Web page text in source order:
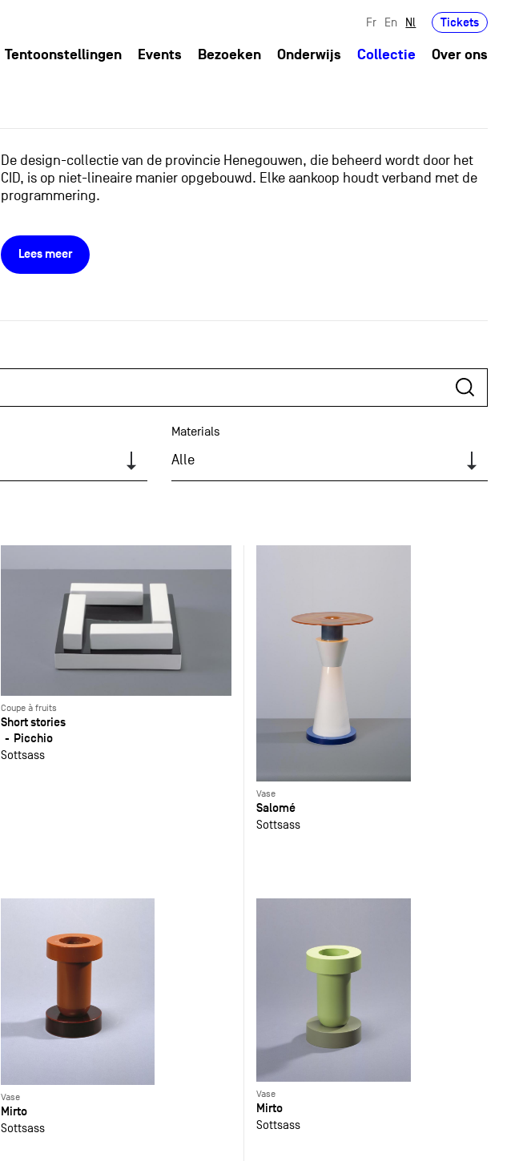
Fr En Nl Tickets
Tentoonstellingen Events Bezoeken Onderwijs Collectie Over ons
De design-collectie van de provincie Henegouwen, die beheerd wordt door het
CID, is op niet-lineaire manier opgebouwd. Elke aankoop houdt verband met de
programmering.
Lees meer
Materials
Alle
Coupe à fruits
Short stories
Picchio
Sottsass
Vase
Salomé
Sottsass
Vase
Mirto
Sottsass
Vase
Mirto
Sottsass